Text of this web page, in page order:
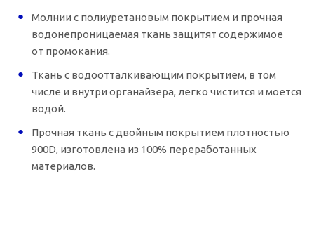
Молнии с полиуретановым покрытием и прочная
водонепроницаемая ткань защитят содержимое
от промокания.
Ткань с водоотталкивающим покрытием, в том
числе и внутри органайзера, легко чистится и моется
водой.
Прочная ткань с двойным покрытием плотностью
900D, изготовлена из 100% переработанных
материалов.